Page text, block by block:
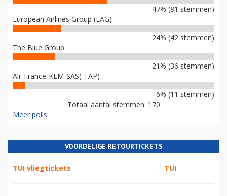
47% (81 stemmen)
European Airlines Group (EAG)
24% (42 stemmen)
The Blue Group
21% (36 stemmen)
Air-France-KLM-SAS(-TAP)
6% (11 stemmen)
Totaal aantal stemmen: 170
Meer polls
VOORDELIGE RETOURTICKETS
TUI vliegtickets TUI